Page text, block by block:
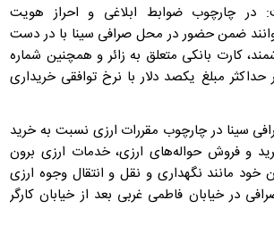
در چارچوب ضوابط ابلاغی و احراز هویت
ضمن حضور در محل صرافی سینا با در دست
کارت بانکی متعلق به زائر و همچنین شماره
حداکثر مبلغ یکصد دلار با نرخ توافقی خریداری
سینا در چارچوب مقررات ارزی نسبت به خرید
و فروش حواله‌های ارزی، خدمات ارزی برون
خود مانند نگهداری و نقل و انتقال وجوه ارزی
در خیابان فاطمی غربی بعد از خیابان کارگر